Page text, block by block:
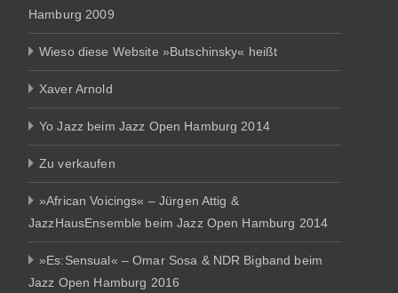
Hamburg 2009
Wieso diese Website »Butschinsky« heißt
Xaver Arnold
Yo Jazz beim Jazz Open Hamburg 2014
Zu verkaufen
»African Voicings« – Jürgen Attig &
JazzHausEnsemble beim Jazz Open Hamburg 2014
»Es:Sensual« – Omar Sosa & NDR Bigband beim
Jazz Open Hamburg 2016